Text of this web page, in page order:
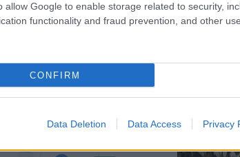
allow Google to enable storage related to security,
functionality and fraud prevention, and other
CONFIRM
Data Deletion Data Access Privacy
Clip Pro: Τα open-ear earbuds
Ζώδια